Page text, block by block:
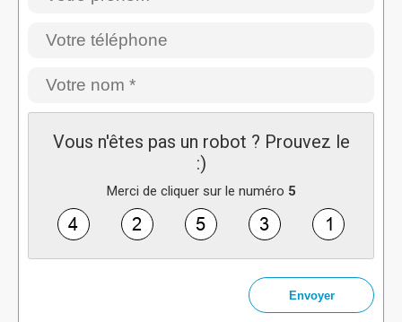
Vous n'êtes pas un robot ? Prouvez le
:)
Merci de cliquer sur le numéro 5